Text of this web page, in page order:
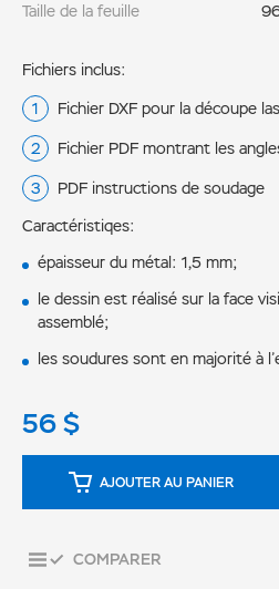
Taille de la feuille
Fichiers inclus:
Fichier DXF pour la découpe
Fichier PDF montrant les
PDF instructions de soudage
Caractéristiqes:
épaisseur du métal: 1,5 mm;
le dessin est réalisé sur la face
assemblé;
les soudures sont en majorité à
56$
AJOUTER AU PANIER
COMPARER